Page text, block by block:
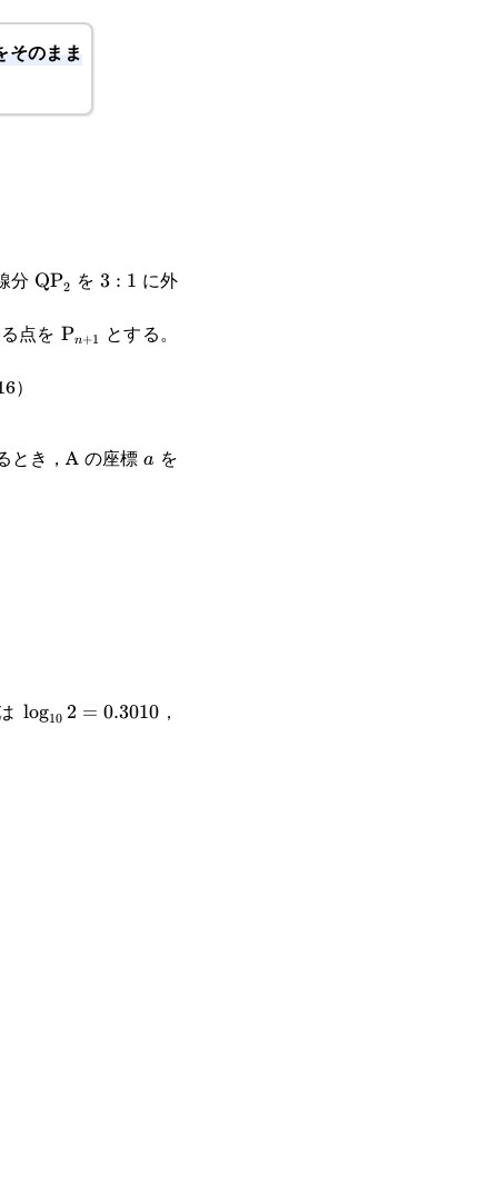
そのまま
分 \text{QP}_2
QP2 を3 : 1 に外
点を \text{P}_{n+1}
Pn+1 とする。
）
とき，A の座標 a を
\log_{10}2=0.3010
log10 2 = 0.3010，